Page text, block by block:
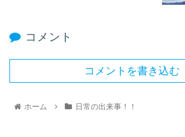
コメント
コメントを書き込む
ホーム 日常の出来事！！